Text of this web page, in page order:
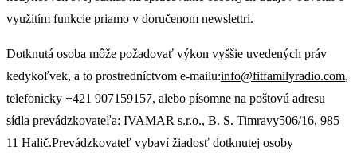
využitím funkcie priamo v doručenom newslettri.
Dotknutá osoba môže požadovať výkon vyššie uvedených práv
kedykoľvek, a to prostredníctvom e-mailu:info@fitfamilyradio.com,
telefonicky +421 907159157, alebo písomne na poštovú adresu
sídla prevádzkovateľa: IVAMAR s.r.o., B. S. Timravy506/16, 985
11 Halič.Prevádzkovateľ vybaví žiadosť dotknutej osoby